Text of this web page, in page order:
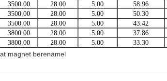
3500.00 28.00 5.00 58.96
3500.00 28.00 5.00 50.30
3500.00 28.00 5.00 43.42
3800.00 28.00 5.00 37.86
3800.00 28.00 5.00 33.30
magnet berenamel